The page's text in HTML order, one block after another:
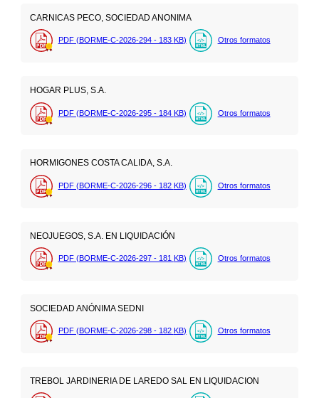
CARNICAS PECO, SOCIEDAD ANONIMA
PDF (BORME-C-2026-294 - 183 KB) Otros formatos
HOGAR PLUS, S.A.
PDF (BORME-C-2026-295 - 184 KB) Otros formatos
HORMIGONES COSTA CALIDA, S.A.
PDF (BORME-C-2026-296 - 182 KB) Otros formatos
NEOJUEGOS, S.A. EN LIQUIDACIÓN
PDF (BORME-C-2026-297 - 181 KB) Otros formatos
SOCIEDAD ANÓNIMA SEDNI
PDF (BORME-C-2026-298 - 182 KB) Otros formatos
TREBOL JARDINERIA DE LAREDO SAL EN LIQUIDACION